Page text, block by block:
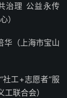
治理 公益永传
）
（上海市宝山
社工+志愿者”服
联合会）